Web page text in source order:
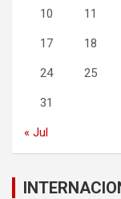
10 11
17 18
24 25
31
« Jul